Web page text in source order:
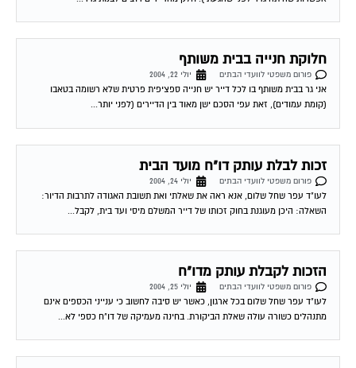
חלוקת חנייה בבית משותף
פורום משפטי לוועדי הבתים
יולי 22, 2004
אני גר בבית משותף בו לכל דייר יש חנייה ספציפית פרטית שלא רשומה בטאבו
(קומת עמודים), זאת עפי הסכם ישן מאוד בין הדיירים (לפני יותר...
זכות לבלת עותק דו"ח מועד הבית
פורום משפטי לוועדי הבתים
יולי 24, 2004
לעו"ד עפר שחל שלום, אנא ראה את שאלתי ואת תשובת האגודה לתרבות הדיור:
השאלה: היכן מעוגנת בחוק זכותו של דייר המשלם מיסי ועד בית, לקבל...
הזכות לקבלת עותק מדו"ח
פורום משפטי לוועדי הבתים
יולי 25, 2004
לעו"ד עפר שחל שלום בכל ארגון, כאשר יש סיבה לחשוב כי ענייני הכספים אינם
מתנהלים כשורה עולה שאלת הביקורת. בחינה מעמיקה של דו"ח כספי לא...